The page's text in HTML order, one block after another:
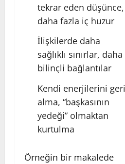
tekrar eden düşünce,
daha fazla iç huzur
İlişkilerde daha
sağlıklı sınırlar, daha
bilinçli bağlantılar
Kendi enerjilerini geri
alma, “başkasının
yedeği” olmaktan
kurtulma
Örneğin bir makalede